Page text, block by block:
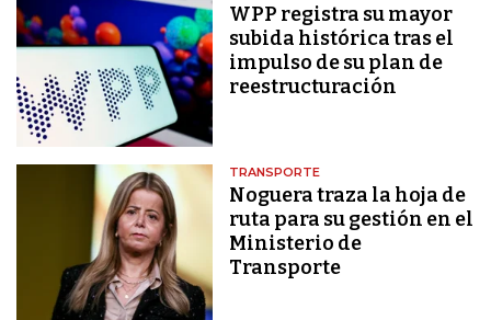
WPP registra su mayor
subida histórica tras el
impulso de su plan de
reestructuración
TRANSPORTE
Noguera traza la hoja de
ruta para su gestión en el
Ministerio de
Transporte